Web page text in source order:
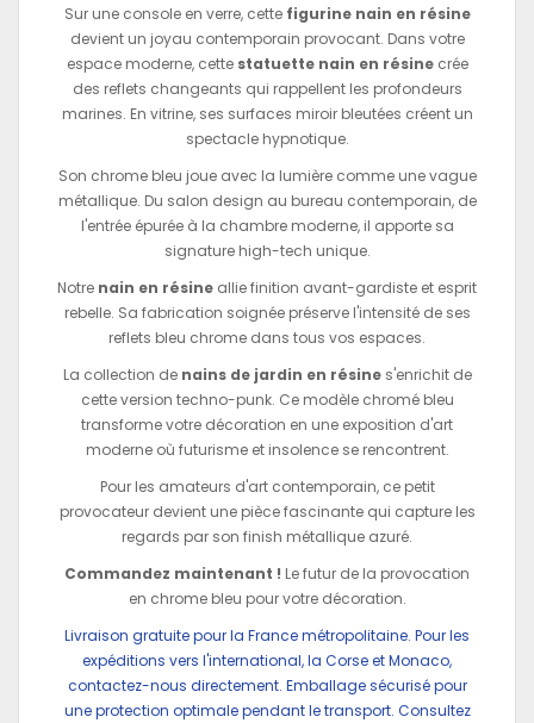
Sur une console en verre, cette figurine nain en résine
devient un joyau contemporain provocant. Dans votre
espace moderne, cette statuette nain en résinecrée
des reflets changeants qui rappellent les profondeurs
marines. En vitrine, ses surfaces miroir bleutées créent un
spectacle hypnotique.
Son chrome bleu joue avec la lumière comme une vague
métallique. Du salon design au bureau contemporain, de
l'entrée épurée à la chambre moderne, il apporte sa
signature high-tech unique.
Notre nain en résine allie finition avant-gardiste et esprit
rebelle. Sa fabrication soignée préserve l'intensité de ses
reflets bleu chrome dans tous vos espaces.
La collection de nains de jardin en résines'enrichit de
cette version techno-punk. Ce modèle chromé bleu
transforme votre décoration en une exposition d'art
moderne où futurisme et insolence se rencontrent.
Pour les amateurs d'art contemporain, ce petit
provocateur devient une pièce fascinante qui capture les
regards par son finish métallique azuré.
Commandez maintenant ! Le futur de la provocation
en chrome bleu pour votre décoration.
Livraison gratuite pour la France métropolitaine. Pour les
expéditions vers l'international, la Corse et Monaco,
contactez-nous directement. Emballage sécurisé pour
une protection optimale pendant le transport. Consultez